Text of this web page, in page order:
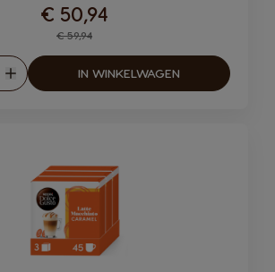
Regular Price
€ 59,94
€ 50,94
Verhogen
IN WINKELWAGEN